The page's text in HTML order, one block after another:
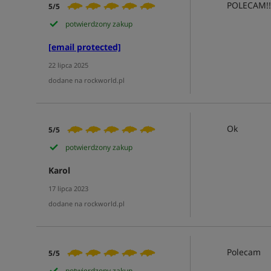
5/5
potwierdzony zakup
[email protected]
22 lipca 2025
dodane na rockworld.pl
5/5
potwierdzony zakup
Karol
17 lipca 2023
dodane na rockworld.pl
Ok
5/5
Polecam